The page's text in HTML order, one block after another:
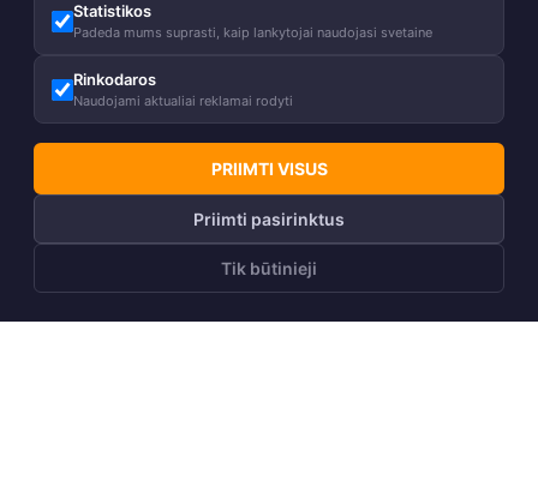
Statistikos
Padeda mums suprasti, kaip lankytojai naudojasi svetaine
Rinkodaros
Naudojami aktualiai reklamai rodyti
PRIIMTI VISUS
Priimti pasirinktus
Tik būtinieji